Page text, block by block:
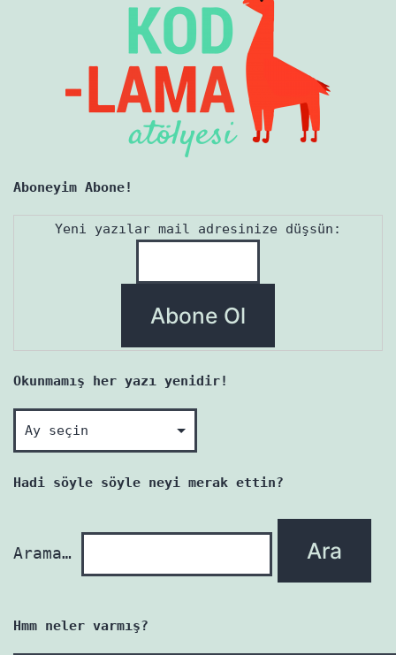
Aboneyim Abone!
Yeni yazılar mail adresinize düşsün:
Okunmamış her yazı yenidir!
Okunmamış
her
yazı
Hadi söyle söyle neyi merak ettin?
Arama…
Hmm neler varmış?